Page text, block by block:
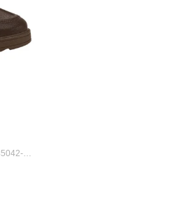
Mocassim Loafer Piccadilly 735042-4 Femi...